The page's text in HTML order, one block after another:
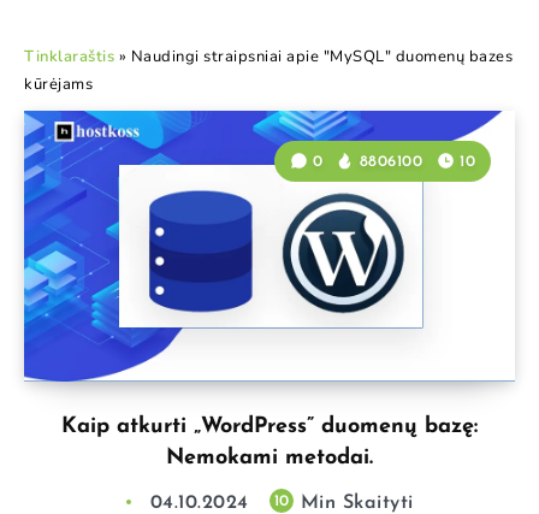
Tinklaraštis » Naudingi straipsniai apie "MySQL" duomenų bazes
kūrėjams
Kaip atkurti „WordPress” duomenų bazę:
Nemokami metodai.
0 8806100 10
04.10.2024 10 Min Skaityti